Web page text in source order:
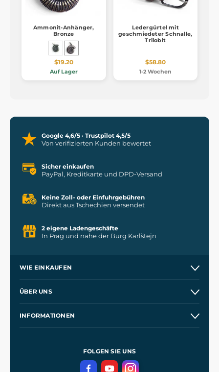
Ammonit-Anhänger,
Bronze
$19.20
Auf Lager
Ledergürtel mit
geschmiedeter Schnalle,
Trilobit
$58.80
1-2 Wochen
Google 4,6/5 · Trustpilot 4,5/5
Von verifizierten Kunden bewertet
Sicher einkaufen
PayPal, Kreditkarte und DPD-Versand
Keine Zoll- oder Einfuhrgebühren
Direkt aus Tschechien versendet
2 eigene Ladengeschäfte
In Prag und nahe der Burg Karlštejn
WIE EINKAUFEN
Kontakt
ÜBER UNS
INFORMATIONEN
DatenschutzerklärungFOLGEN SIE UNS